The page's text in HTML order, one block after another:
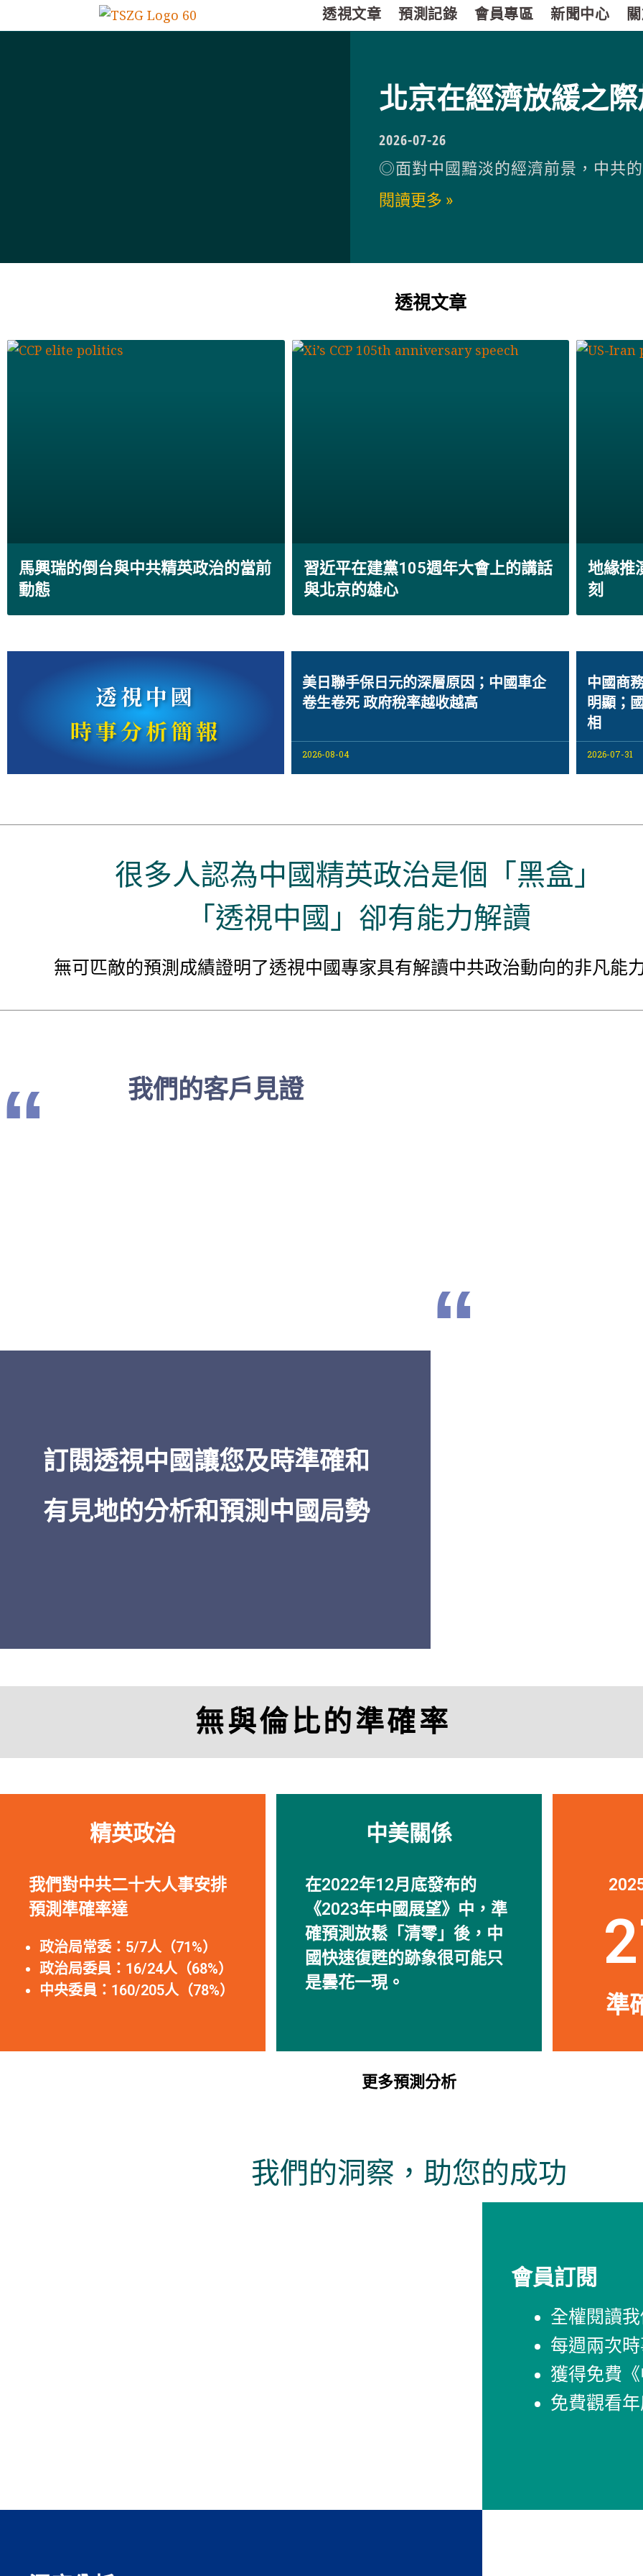
透視文章 預測記錄 會員專區 新聞中心
北京在經濟放緩之
2026-07-26
◎面對中國黯淡的經濟前景，中共
閱讀更多 »
透視文章
馬興瑞的倒台與中共精英政治的當前
動態
習近平在建黨105週年大會上的講話
與北京的雄心
地緣推
刻
透視中國
時事分析簡報
美日聯手保日元的深層原因；中國車企
卷生卷死 政府稅率越收越高
2026-08-04
中國商
明顯；
相
2026-07-31
很多人認為中國精英政治是個「黑盒」
「透視中國」卻有能力解讀
無可匹敵的預測成績證明了透視中國專家具有解讀中共政治動向的非凡能
我們的客戶見證
“
情報，透視中國都是獨一無二的。」
美國前海軍密碼專家
訂閱透視中國讓您及時準確和
有見地的分析和預測中國局勢
“
Managing Director,
無與倫比的準確率
精英政治
我們對中共二十大人事安排
預測準確率達
政治局常委：5/7人（71%）
政治局委員：16/24人（68%）
中央委員：160/205人（78%）
中美關係
在2022年12月底發布的
《2023年中國展望》中，準
確預測放鬆「清零」後，中
國快速復甦的跡象很可能只
是曇花一現。
準
更多預測分析
我們的洞察，助您的成功
會員訂閱
全權閱讀
每週兩次
獲得免費
免費觀看